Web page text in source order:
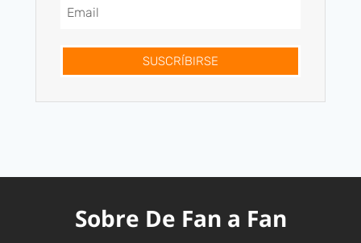
SUSCRÍBIRSE
Sobre De Fan a Fan